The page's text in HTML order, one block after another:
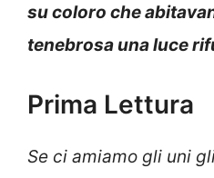
su coloro che
tenebrosa una luce
Prima Lettura
Se ci amiamo gli uni